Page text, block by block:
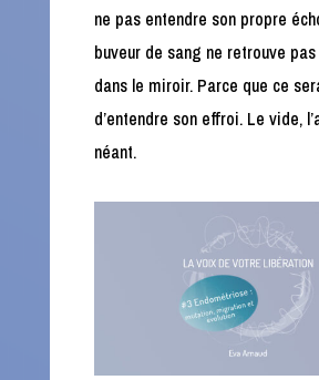
ne pas entendre son propre
buveur de sang ne retrouve
dans le miroir. Parce que ce
d’entendre son effroi. Le vide,
néant.